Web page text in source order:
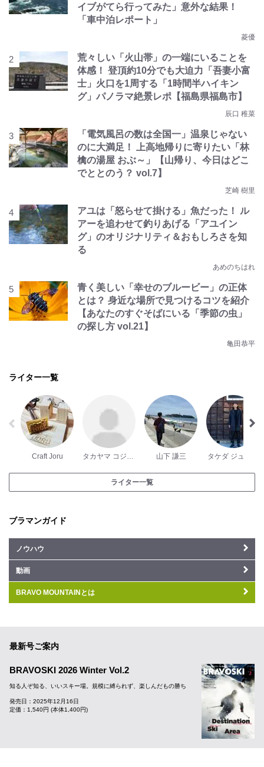
イブがてら行ってみた」意外な結果！
「車中泊レポート」
菱優
荒々しい「火山帯」の一端にいることを
体感！ 登頂約10分でも大迫力「吾妻小富
士」火口を1周する「1時間半ハイキン
グ」パノラマ絶景レポ【福島県福島市】
辰口 稚菜
「電気風呂の数は全国一」温泉じゃない
のに大満足！ 上高地帰りに寄りたい「林
檎の湯屋 おぶ～」【山帰り、今日はどこ
でととのう？ vol.7】
芝崎 樹里
アユは「怒らせて掛ける」魚だった！ ル
アーを追わせて釣りあげる「アユイン
グ」のオリジナリティ＆おもしろさを知
る
あめのちはれ
青く美しい「幸せのブルービー」の正体
とは？ 身近な場所で見つけるコツを紹介
【あなたのすぐそばにいる「季節の虫」
の探し方 vol.21】
亀田恭平
ライター一覧
Craft Joru タカヤマ コジロー 山下 謙三 タケダ ジュンジ
ライター一覧
ブラマンガイド
ノウハウ
動画
BRAVO MOUNTAINとは
最新号ご案内
BRAVOSKI 2026 Winter Vol.2
知る人ぞ知る、いいスキー場。規模に縛られず、楽しんだもの勝ち
発売日：2025年12月16日
定価：1,540円 (本体1,400円)